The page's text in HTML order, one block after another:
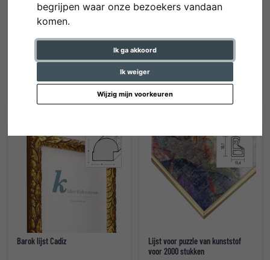
begrijpen waar onze bezoekers vandaan
komen.
Ik ga akkoord
Ik weiger
Wijzig mijn voorkeuren
Houten lijst Ketane
vanaf € 15,00 *
Aluminium lijst Manhattan met
passe-partout
vanaf € 7,10 *
Barok lijst Cadiz
Lijst voor puzzle van kunststof
voor 2000 stukken